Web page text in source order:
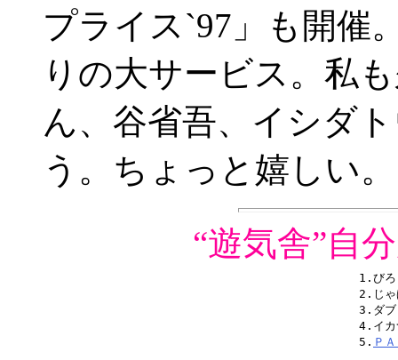
プライス`97」も開催
りの大サービス。私
ん、谷省吾、イシダ
う。ちょっと嬉しい。
“遊気舎”自
1.び
2.じゃ
3.ダブ
4.イカ
5. Ｐ